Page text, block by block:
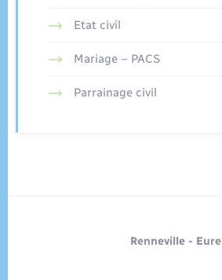
Etat civil
Mariage – PACS
Parrainage civil
Renneville - Eure